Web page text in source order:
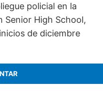
policial en la
Senior High School,
de diciembre